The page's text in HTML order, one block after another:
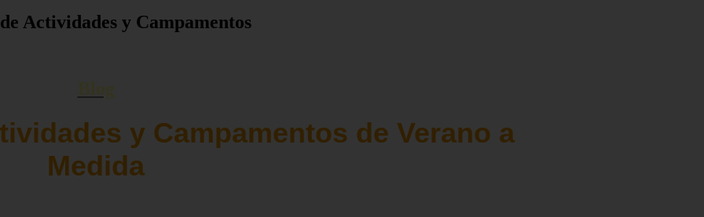
Actividades y Campamentos
y Campamentos de Verano a
Medida